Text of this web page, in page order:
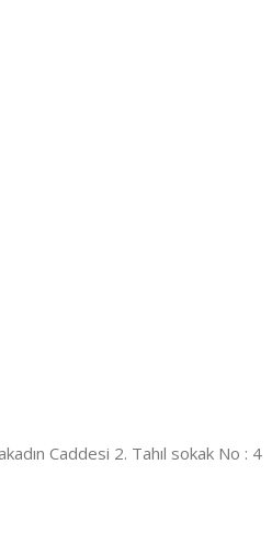
Caddesi 2. Tahıl sokak No : 4